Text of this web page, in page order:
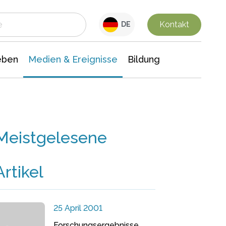
DE Kontakt
Medien & Ereignisse Bildung
25 April 2001